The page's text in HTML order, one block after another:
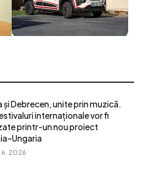
și Debrecen, unite prin muzică.
internaționale vor fi
printr-un nou proiect
6, 2026